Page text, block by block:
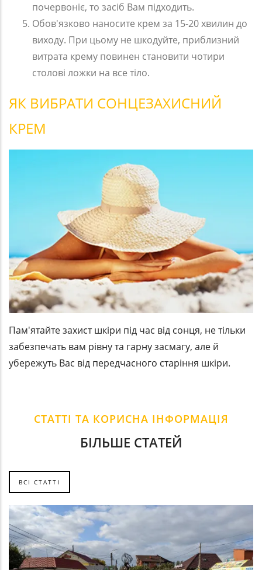
почервоніє, то засіб Вам підходить.
Обов'язково наносите крем за 15-20 хвилин до
виходу. При цьому не шкодуйте, приблизний
витрата крему повинен становити чотири
столові ложки на все тіло.
ЯК ВИБРАТИ СОНЦЕЗАХИСНИЙ
КРЕМ
Пам'ятайте захист шкіри під час від сонця, не тільки
забезпечать вам рівну та гарну засмагу, але й
убережуть Вас від передчасного старіння шкіри.
СТАТТІ ТА КОРИСНА ІНФОРМАЦІЯ
БІЛЬШЕ СТАТЕЙ
ВСІ СТАТТІ